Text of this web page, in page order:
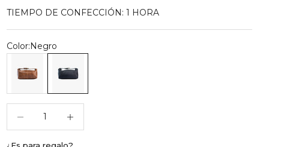
TIEMPO DE CONFECCIÓN: 1 HORA
Color:Negro